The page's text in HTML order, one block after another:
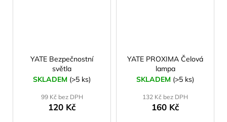
YATE Bezpečnostní
světla
SKLADEM (>5 ks)
99 Kč bez DPH
120 Kč
YATE PROXIMA Čelová
lampa
SKLADEM (>5 ks)
132 Kč bez DPH
160 Kč